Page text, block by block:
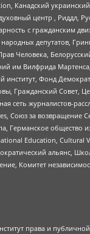
Канадский украинский
центр , Риддл,
с гражданским
народных депутатов,
Человека,
им Вилфрида
Фонд
Гражданский Совет,
сеть журналистов-
Союз за возвращение
Германское общество
Education, Cultural
альянс,
Комитет
права и